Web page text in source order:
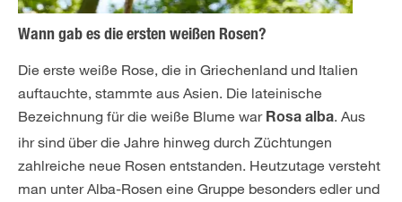
Wann gab es die ersten weißen Rosen?
Die erste weiße Rose, die in Griechenland und Italien
auftauchte, stammte aus Asien. Die lateinische
Bezeichnung für die weiße Blume war Rosa alba. Aus
ihr sind über die Jahre hinweg durch Züchtungen
zahlreiche neue Rosen entstanden. Heutzutage versteht
man unter Alba-Rosen eine Gruppe besonders edler und